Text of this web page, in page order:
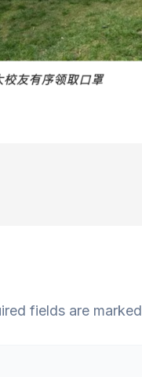
fields are marked